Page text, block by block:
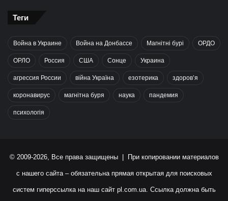
Теги
Война в Украине Война на Донбассе Магнітні бурі ОРДО
ОРЛО Россия США Сонце Украина
агрессия России війна Україна езотерика здоров’я
коронавирус магнітна буря наука пандемия
психологія
© 2009-2026, Все права защищены | При копировании материалов
с нашего сайта – обязательна прямая открытая для поисковых
систем гиперссылка на наш сайт pl.com.ua. Ссылка должна быть